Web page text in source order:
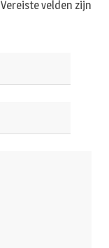
Vereiste velden zijn